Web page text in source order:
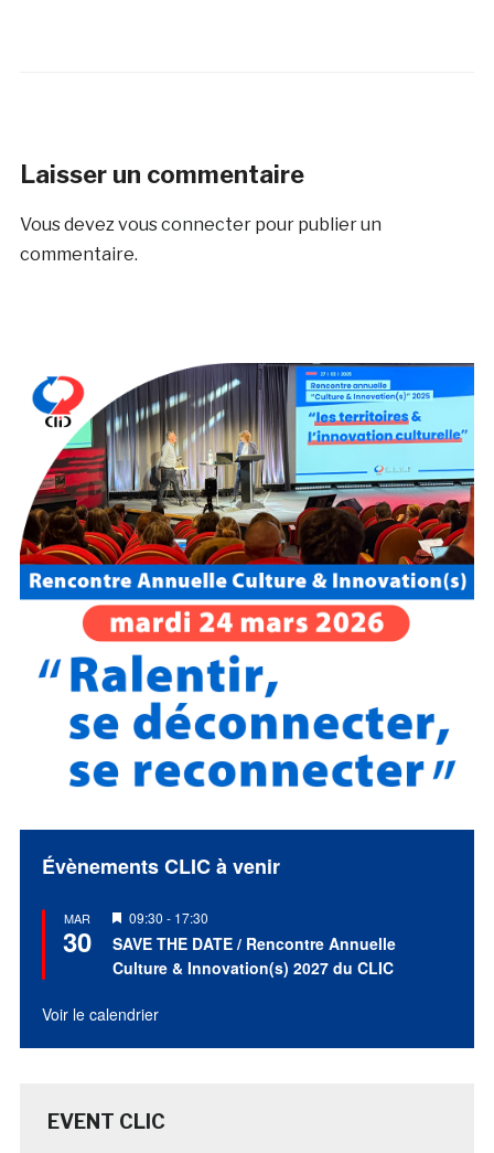
Laisser un commentaire
Vous devezvous connecterpour publier un
commentaire.
Évènements CLIC à venir
MAR
30
Mis
en
avant
09:30 - 17:30
SAVE THE DATE / Rencontre Annuelle
Culture & Innovation(s) 2027 du CLIC
Voir le calendrier
EVENT CLIC